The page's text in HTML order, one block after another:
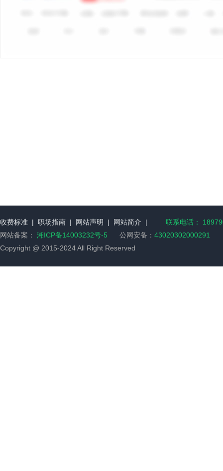
收费标准 | 职场指南 | 网站声明 | 网站简介 |
联系电话：
网站备案： 湘ICP备14003232号-5 公网安备： 43020302000291
Copyright @ 2015-2024 All Right Reserved